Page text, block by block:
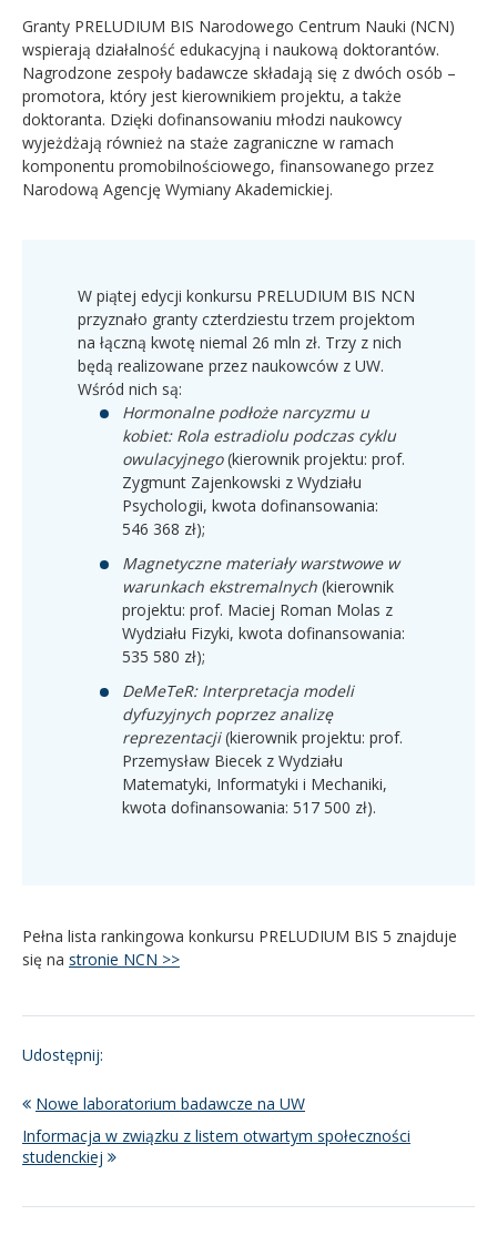
Granty PRELUDIUM BIS Narodowego Centrum Nauki (NCN)
wspierają działalność edukacyjną i naukową doktorantów.
Nagrodzone zespoły badawcze składają się z dwóch osób –
promotora, który jest kierownikiem projektu, a także
doktoranta. Dzięki dofinansowaniu młodzi naukowcy
wyjeżdżają również na staże zagraniczne w ramach
komponentu promobilnościowego, finansowanego przez
Narodową Agencję Wymiany Akademickiej.
W piątej edycji konkursu PRELUDIUM BIS NCN
przyznało granty czterdziestu trzem projektom
na łączną kwotę niemal 26 mln zł. Trzy z nich
będą realizowane przez naukowców z UW.
Wśród nich są:
Hormonalne podłoże narcyzmu u
kobiet: Rola estradiolu podczas cyklu
owulacyjnego(kierownik projektu: prof.
Zygmunt Zajenkowski z Wydziału
Psychologii, kwota dofinansowania:
546 368 zł);
Magnetyczne materiały warstwowe w
warunkach ekstremalnych (kierownik
projektu: prof. Maciej Roman Molas z
Wydziału Fizyki, kwota dofinansowania:
535 580 zł);
DeMeTeR: Interpretacja modeli
dyfuzyjnych poprzez analizę
reprezentacji(kierownik projektu: prof.
Przemysław Biecek z Wydziału
Matematyki, Informatyki i Mechaniki,
kwota dofinansowania: 517 500 zł).
Pełna lista rankingowa konkursu PRELUDIUM BIS 5 znajduje
się na stronie NCN >>
Udostępnij:
Nowe laboratorium badawcze na UW
Informacja w związku z listem otwartym społeczności
studenckiej